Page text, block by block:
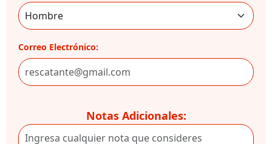
Correo Electrónico:
Notas Adicionales: